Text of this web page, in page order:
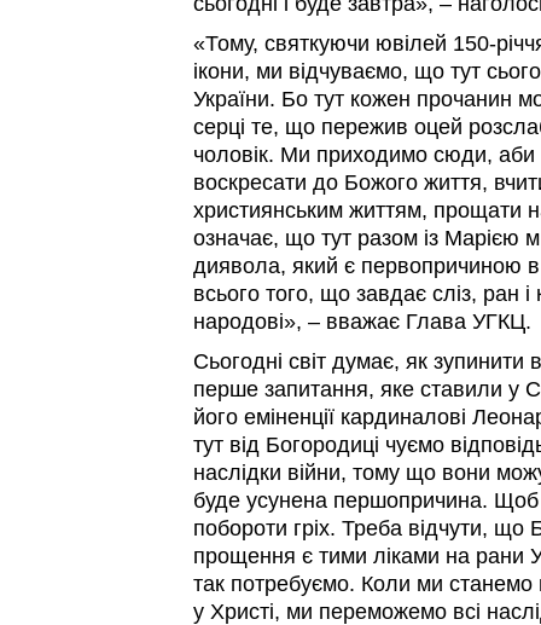
«Тому, святкуючи ювілей 150-
ікони, ми відчуваємо, що тут
України. Бо тут кожен прочанин
серці те, що пережив оцей
чоловік. Ми приходимо сюди, аби
воскресати до Божого життя,
християнським життям, прощати
означає, що тут разом із Марією
диявола, який є первопричиною
всього того, що завдає сліз, ран і
народові», – вважає Глава УГКЦ.
Сьогодні світ думає, як зупинити
перше запитання, яке ставили у
його еміненції кардиналові
тут від Богородиці чуємо
наслідки війни, тому що вони
буде усунена першопричина. Щоб
побороти гріх. Треба відчути,
прощення є тими ліками на рани
так потребуємо. Коли ми станемо
у Христі, ми переможемо всі